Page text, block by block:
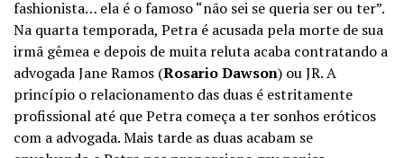
fashionista… ela é o famoso “não sei se queria ser ou ter”.
Na quarta temporada, Petra é acusada pela morte de sua
irmã gêmea e depois de muita reluta acaba contratando a
advogada Jane Ramos (Rosario Dawson) ou JR. A
princípio o relacionamento das duas é estritamente
profissional até que Petra começa a ter sonhos eróticos
com a advogada. Mais tarde as duas acabam se